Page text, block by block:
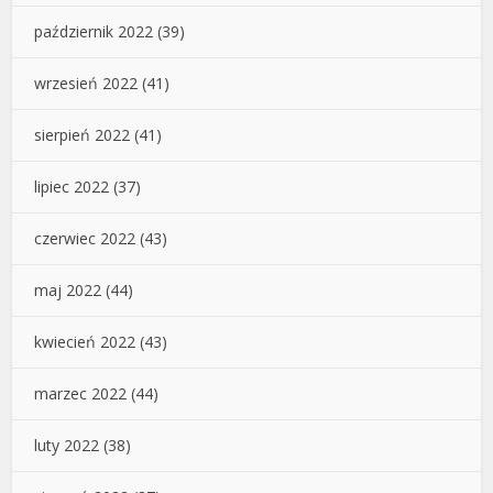
październik 2022 (39)
wrzesień 2022 (41)
sierpień 2022 (41)
lipiec 2022 (37)
czerwiec 2022 (43)
maj 2022 (44)
kwiecień 2022 (43)
marzec 2022 (44)
luty 2022 (38)